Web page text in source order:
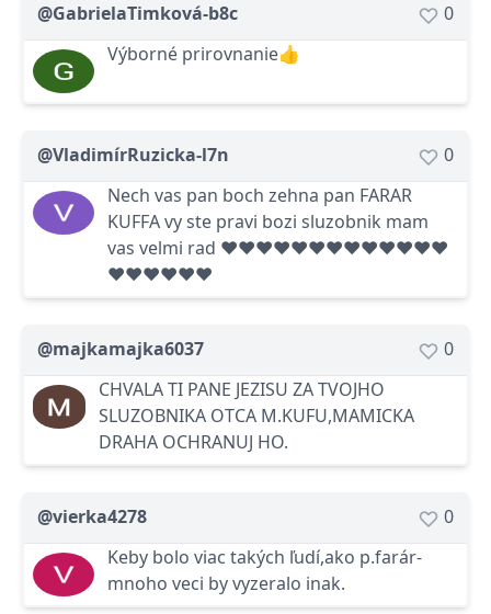
@GabrielaTimková-b8c
0
Výborné prirovnanie👍
@VladimírRuzicka-l7n
0
Nech vas pan boch zehna pan FARAR
KUFFA vy ste pravi bozi sluzobnik mam
vas velmi rad ❤️❤️❤️❤️❤️❤️❤️❤️❤️❤️❤️❤️❤️
❤️❤️❤️❤️❤️❤️
@majkamajka6037
0
CHVALA TI PANE JEZISU ZA TVOJHO
SLUZOBNIKA OTCA M.KUFU,MAMICKA
DRAHA OCHRANUJ HO.
@vierka4278
0
Keby bolo viac takých ľudí,ako p.farár-
mnoho veci by vyzeralo inak.